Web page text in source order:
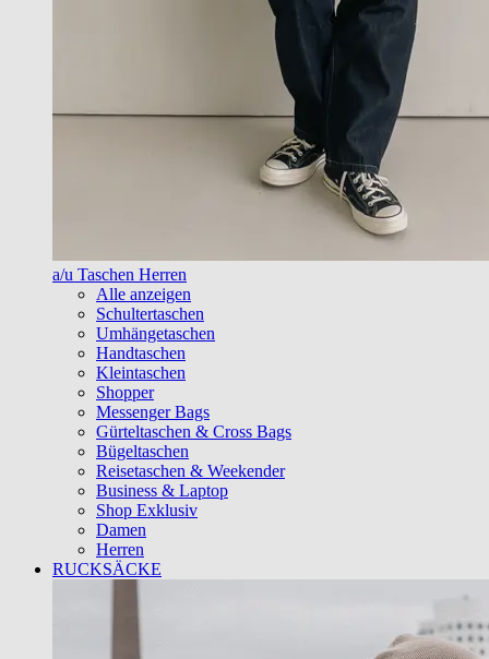
a/u Taschen Herren
Alle anzeigen
Schultertaschen
Umhängetaschen
Handtaschen
Kleintaschen
Shopper
Messenger Bags
Gürteltaschen & Cross Bags
Bügeltaschen
Reisetaschen & Weekender
Business & Laptop
Shop Exklusiv
Damen
Herren
RUCKSÄCKE